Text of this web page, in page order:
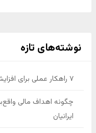
نوشته‌های تازه
۷ راهکار عملی برای افزایش نظم مالی در زندگی روزمره
چگونه اهداف مالی
ایرانیان